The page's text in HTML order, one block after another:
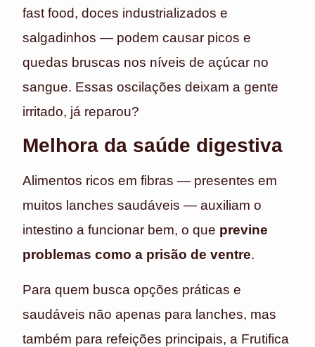
fast food, doces industrializados e
salgadinhos — podem causar picos e
quedas bruscas nos níveis de açúcar no
sangue. Essas oscilações deixam a gente
irritado, já reparou?
Melhora da saúde digestiva
Alimentos ricos em fibras — presentes em
muitos lanches saudáveis — auxiliam o
intestino a funcionar bem, o que previne
problemas como a prisão de ventre.
Para quem busca opções práticas e
saudáveis não apenas para lanches, mas
também para refeições principais, a Frutifica